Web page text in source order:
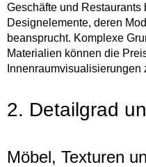
Geschäfte und
Designelemente, deren
beansprucht. Komplexe
Materialien können die
Innenraumvisualisierungen
2. Detailgrad
Möbel, Texturen